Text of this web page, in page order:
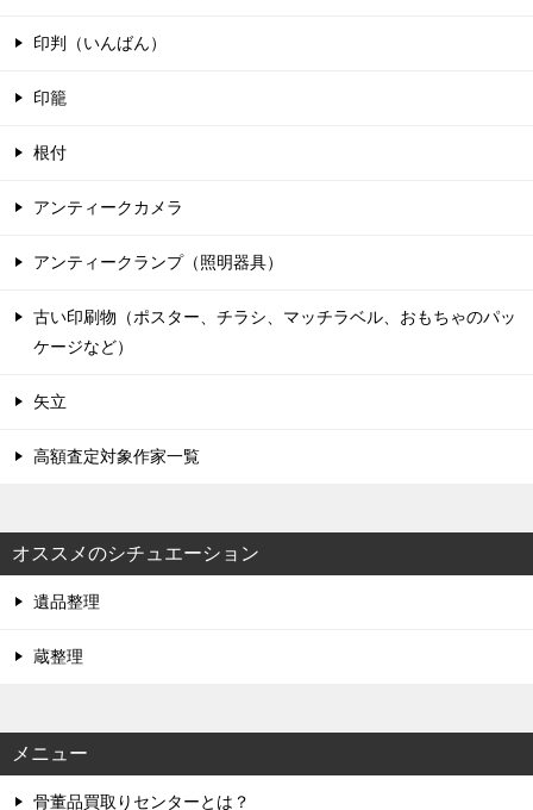
印判（いんばん）
印籠
根付
アンティークカメラ
アンティークランプ（照明器具）
古い印刷物（ポスター、チラシ、マッチラベル、おもちゃのパッ
ケージなど）
矢立
高額査定対象作家一覧
オススメのシチュエーション
遺品整理
蔵整理
メニュー
骨董品買取りセンターとは？